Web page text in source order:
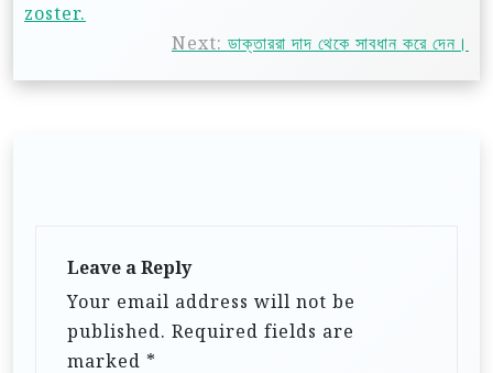
zoster.
Next: ডাক্তাররা দাদ থেকে সাবধান করে দেন।
Leave a Reply
Your email address will not be
published. Required fields are
marked *